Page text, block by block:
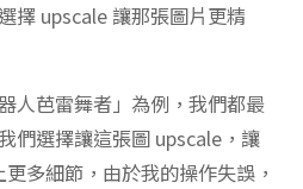
擇 upscale 讓那張圖片更精
人芭雷舞者」為例，我們都最
們選擇讓這張圖 upscale，讓
多細節，由於我的操作失誤，